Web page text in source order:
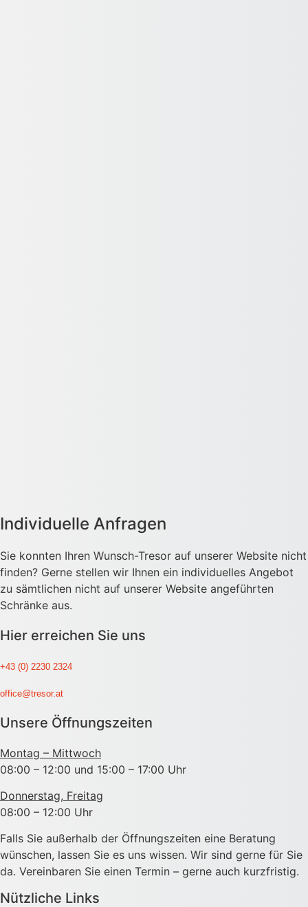
Individuelle Anfragen
Sie konnten Ihren Wunsch-Tresor auf unserer Website nicht
finden? Gerne stellen wir Ihnen ein individuelles Angebot
zu sämtlichen nicht auf unserer Website angeführten
Schränke aus.
Hier erreichen Sie uns
+43 (0) 2230 2324
office@tresor.at
Unsere Öffnungszeiten
Montag – Mittwoch
08:00 – 12:00 und 15:00 – 17:00 Uhr
Donnerstag, Freitag
08:00 – 12:00 Uhr
Falls Sie außerhalb der Öffnungszeiten eine Beratung
wünschen, lassen Sie es uns wissen. Wir sind gerne für Sie
da. Vereinbaren Sie einen Termin – gerne auch kurzfristig.
Nützliche Links